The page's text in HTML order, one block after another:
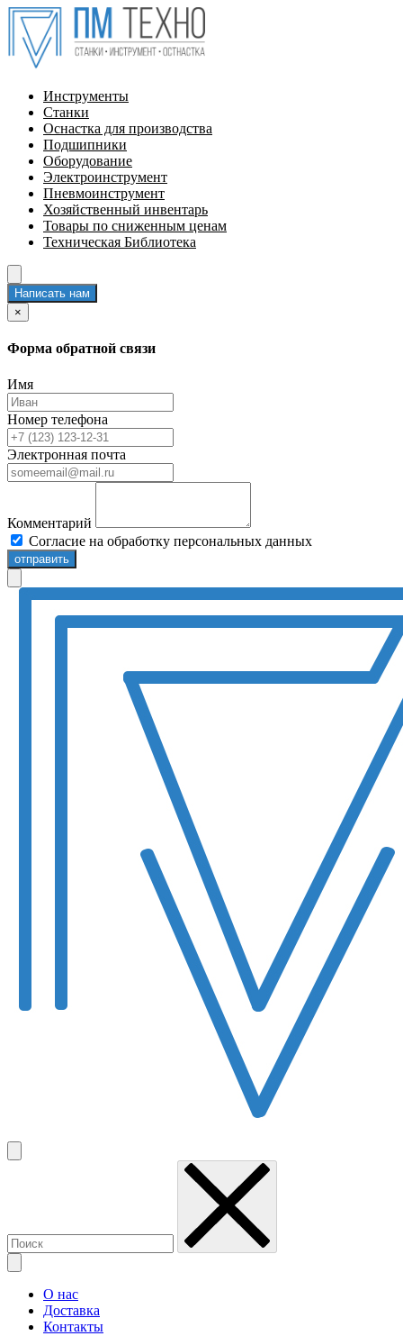
Инструменты
Станки
Оснастка для производства
Подшипники
Оборудование
Электроинструмент
Пневмоинструмент
Хозяйственный инвентарь
Товары по сниженным ценам
Техническая Библиотека
Написать нам
×
Форма обратной связи
Имя
Номер телефона
Электронная почта
Комментарий
Согласие на обработку персональных данных
отправить
О нас
Доставка
Контакты